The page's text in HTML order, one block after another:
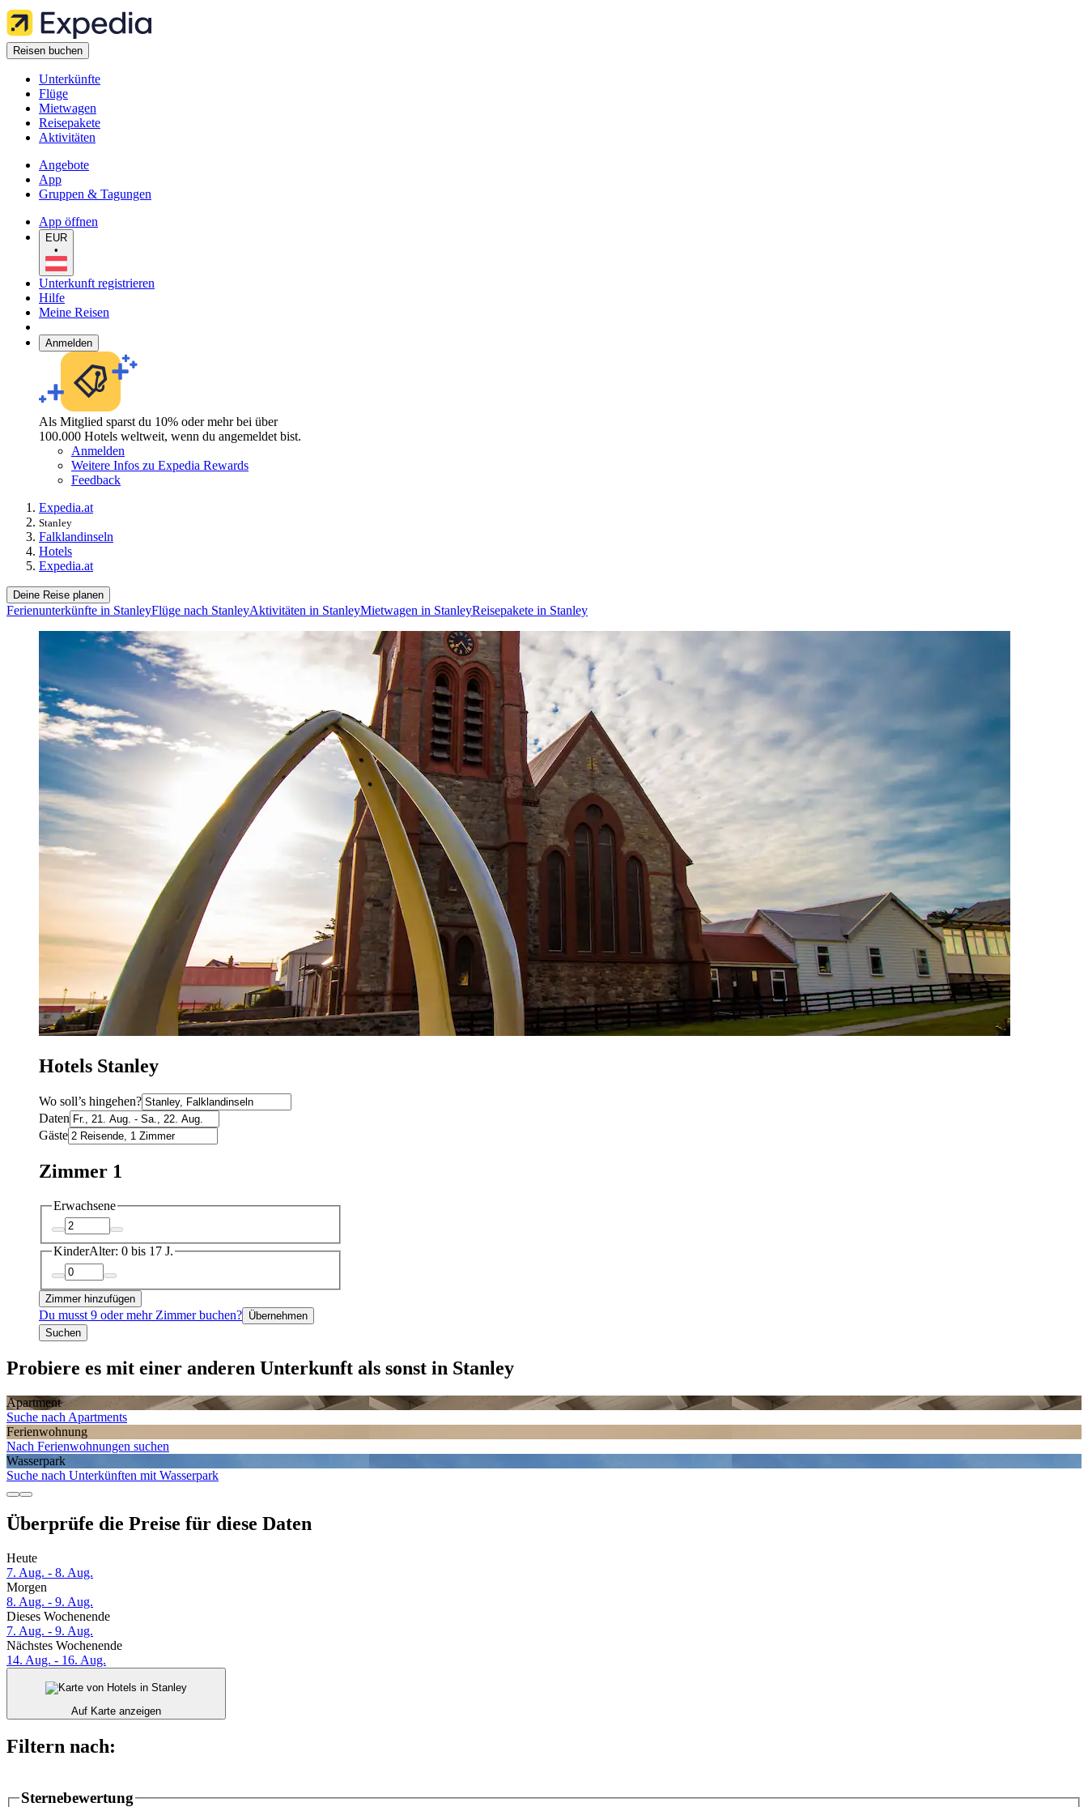
Reisen buchen
Unterkünfte
Flüge
Mietwagen
Reisepakete
Aktivitäten
Angebote
App
Gruppen & Tagungen
App öffnen
EUR
•
Unterkunft registrieren
Hilfe
Meine Reisen
Anmelden
Als Mitglied sparst du 10% oder mehr bei über
100.000 Hotels weltweit, wenn du angemeldet bist.
Anmelden
Weitere Infos zu Expedia Rewards
Feedback
Expedia.at
Stanley
Falklandinseln
Hotels
Expedia.at
Deine Reise planen
Ferienunterkünfte in StanleyFlüge nach StanleyAktivitäten in StanleyMietwagen in StanleyReisepakete in Stanley
Hotels Stanley
Wo soll’s hingehen?
Daten
Gäste
Zimmer 1
Erwachsene
KinderAlter: 0 bis 17 J.
Zimmer hinzufügen
Du musst 9 oder mehr Zimmer buchen? Übernehmen
Suchen
Probiere es mit einer anderen Unterkunft als sonst in Stanley
Apartment
Suche nach Apartments
Ferien­wohnung
Nach Ferienwohnungen suchen
Wasserpark
Suche nach Unterkünften mit Wasserpark
Überprüfe die Preise für diese Daten
Heute
7. Aug. - 8. Aug.
Morgen
8. Aug. - 9. Aug.
Dieses Wochenende
7. Aug. - 9. Aug.
Nächstes Wochenende
14. Aug. - 16. Aug.
Auf Karte anzeigen
Filtern nach:
Sternebewertung